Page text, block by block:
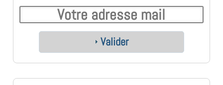
Valider